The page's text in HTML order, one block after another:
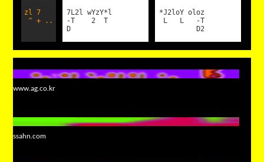
zl 7
^ + ..
7L2l wYzY*l
-T 2 T
D
*J2loY oloz
L L -T
D2
www.ag.co.kr
ssahn.com